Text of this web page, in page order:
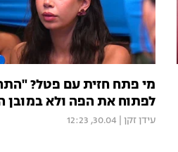
מי פתח חזית עם פטל?
לפתוח את הפה ולא במובן
עידן זקן 30.04, 12:23